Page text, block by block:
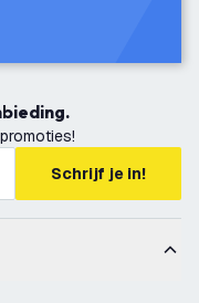
Schrijf je in!